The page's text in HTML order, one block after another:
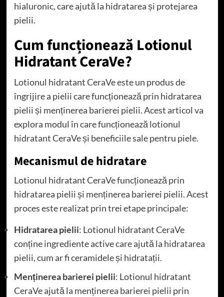
hialuronic, care ajută la hidratarea și protejarea
pielii.
Cum funcționează Lotionul
Hidratant CeraVe?
Lotionul hidratant CeraVe este un produs de
îngrijire a pielii care funcționează prin hidratarea
pielii și menținerea barierei pielii. Acest articol va
explora modul în care funcționează lotionul
hidratant CeraVe și beneficiile sale pentru piele.
Mecanismul de hidratare
Lotionul hidratant CeraVe funcționează prin
hidratarea pielii și menținerea barierei pielii. Acest
proces este realizat prin trei etape principale:
Hidratarea pielii: Lotionul hidratant CeraVe
conține ingrediente active care ajută la hidratarea
pielii, cum ar fi ceramidele și hidratații.
Menținerea barierei pielii: Lotionul hidratant
CeraVe ajută la menținerea barierei pielii prin